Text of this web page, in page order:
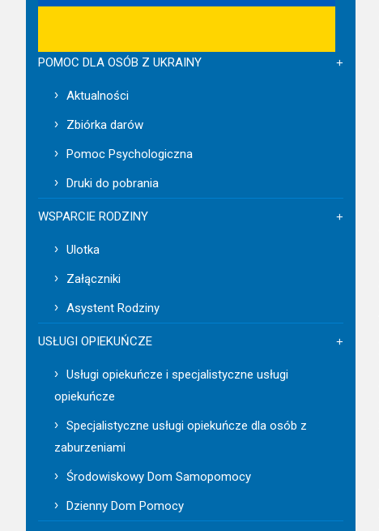
POMOC DLA OSÓB Z UKRAINY
Aktualności
Zbiórka darów
Pomoc Psychologiczna
Druki do pobrania
WSPARCIE RODZINY
Ulotka
Załączniki
Asystent Rodziny
USŁUGI OPIEKUŃCZE
Usługi opiekuńcze i specjalistyczne usługi
opiekuńcze
Specjalistyczne usługi opiekuńcze dla osób z
zaburzeniami
Środowiskowy Dom Samopomocy
Dzienny Dom Pomocy